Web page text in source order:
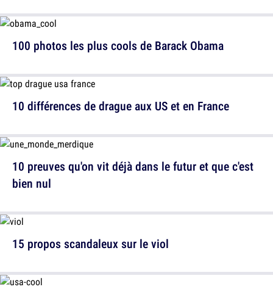
100 photos les plus cools de Barack Obama
10 preuves qu'on vit déjà dans le futur et que c'est
bien nul
10 différences de drague aux US et en France
15 propos scandaleux sur le viol